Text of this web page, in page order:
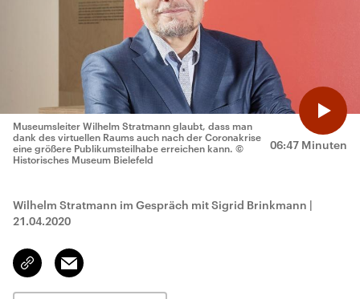
06:47 Minuten
Museumsleiter Wilhelm Stratmann glaubt, dass man
dank des virtuellen Raums auch nach der Coronakrise
eine größere Publikumsteilhabe erreichen kann. ©
Historisches Museum Bielefeld
Wilhelm Stratmann im Gespräch mit Sigrid Brinkmann |
21.04.2020
Link
kopieren/teilen
Email